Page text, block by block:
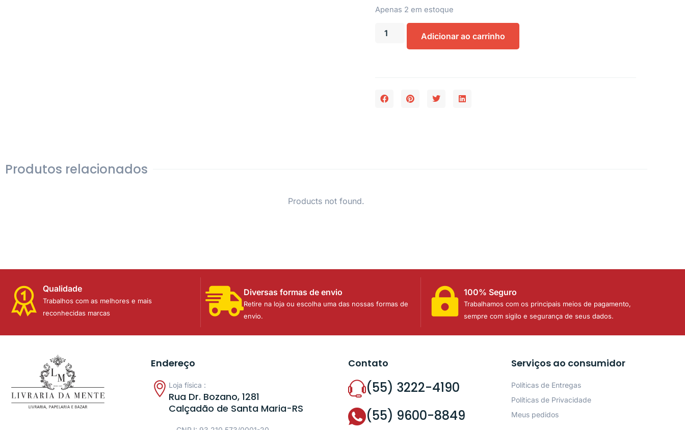
Apenas 2 em estoque
Adicionar ao carrinho
Produtos relacionados
Products not found.
Qualidade
Trabalhos com as melhores e mais
reconhecidas marcas
Diversas formas de envio
Retire na loja ou escolha uma das nossas formas de
envio.
100% Seguro
Trabalhamos com os principais meios de pagamento,
sempre com sigilo e segurança de seus dados.
Endereço
Loja física :
Rua Dr. Bozano, 1281
Calçadão de Santa Maria-RS
Contato
(55) 3222-4190
(55) 9600-8849
Serviços ao consumidor
Políticas de Entregas
Políticas de Privacidade
Meus pedidos